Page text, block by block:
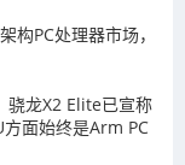
PC处理器市场，
龙X2 Elite已宣称
面始终是Arm PC